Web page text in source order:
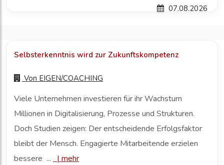
07.08.2026
Selbsterkenntnis wird zur Zukunftskompetenz
Von EIGEN/COACHING
Viele Unternehmen investieren für ihr Wachstum
Millionen in Digitalisierung, Prozesse und Strukturen.
Doch Studien zeigen: Der entscheidende Erfolgsfaktor
bleibt der Mensch. Engagierte Mitarbeitende erzielen
bessere ...
| mehr